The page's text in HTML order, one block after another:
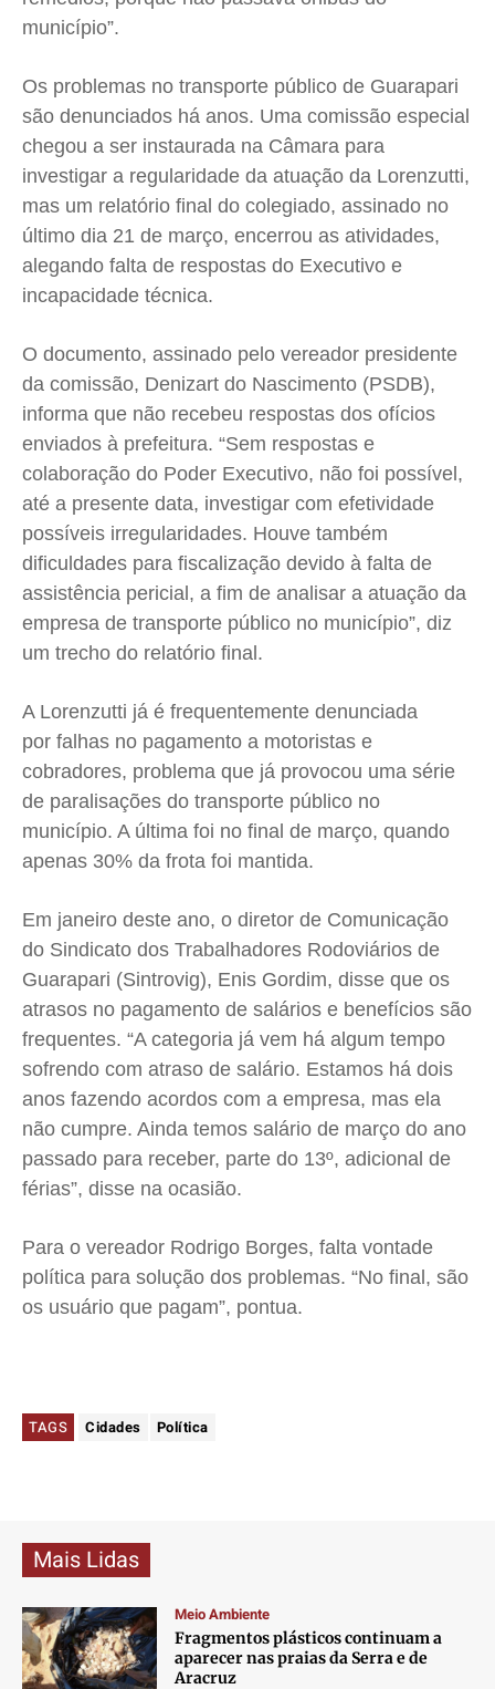
município”.
Os problemas no transporte público de Guarapari
são denunciados há anos. Uma comissão especial
chegou a ser instaurada na Câmara para
investigar a regularidade da atuação da Lorenzutti,
mas um relatório final do colegiado, assinado no
último dia 21 de março, encerrou as atividades,
alegando falta de respostas do Executivo e
incapacidade técnica.
O documento, assinado pelo vereador presidente
da comissão, Denizart do Nascimento (PSDB),
informa que não recebeu respostas dos ofícios
enviados à prefeitura. “Sem respostas e
colaboração do Poder Executivo, não foi possível,
até a presente data, investigar com efetividade
possíveis irregularidades. Houve também
dificuldades para fiscalização devido à falta de
assistência pericial, a fim de analisar a atuação da
empresa de transporte público no município”, diz
um trecho do relatório final.
A Lorenzutti já é frequentemente denunciada
por falhas no pagamento a motoristas e
cobradores, problema que já provocou uma série
de paralisações do transporte público no
município. A última foi no final de março, quando
apenas 30% da frota foi mantida.
Em janeiro deste ano, o diretor de Comunicação
do Sindicato dos Trabalhadores Rodoviários de
Guarapari (Sintrovig), Enis Gordim, disse que os
atrasos no pagamento de salários e benefícios são
frequentes. “A categoria já vem há algum tempo
sofrendo com atraso de salário. Estamos há dois
anos fazendo acordos com a empresa, mas ela
não cumpre. Ainda temos salário de março do ano
passado para receber, parte do 13º, adicional de
férias”, disse na ocasião.
Para o vereador Rodrigo Borges, falta vontade
política para solução dos problemas. “No final, são
os usuário que pagam”, pontua.
TAGS Cidades Política
Mais Lidas
Meio Ambiente
Fragmentos plásticos continuam a
aparecer nas praias da Serra e de
Aracruz